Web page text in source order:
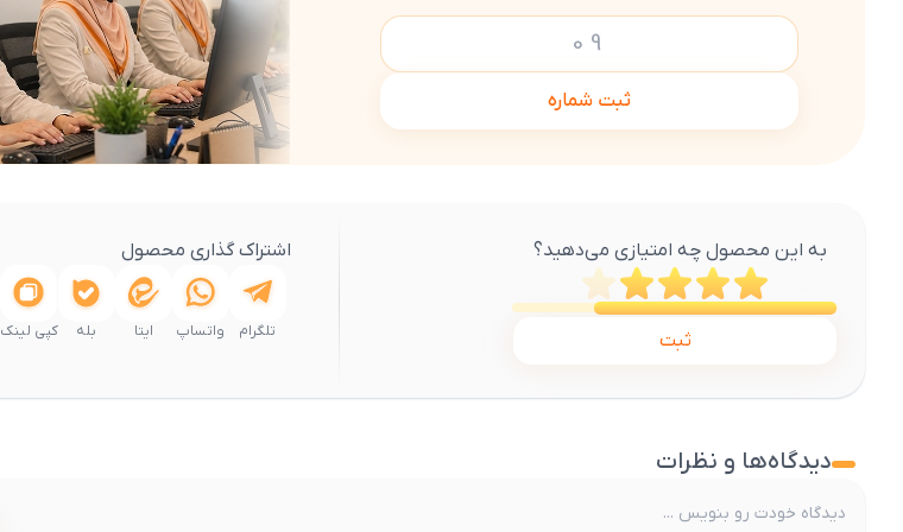
ثبت شماره
به این محصول چه امتیازی می‌دهید؟
ثبت
اشتراک گذاری محصول
تلگرام واتساپ ایتا بله کپی لینک
دیدگاه‌ها و نظرات